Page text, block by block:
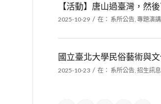
【活動】唐山過臺灣，然
2025-10-29 / 在： 系所公告, 專題演講
國立臺北大學民俗藝術與
2025-10-23 / 在： 系所公告 招生訊息